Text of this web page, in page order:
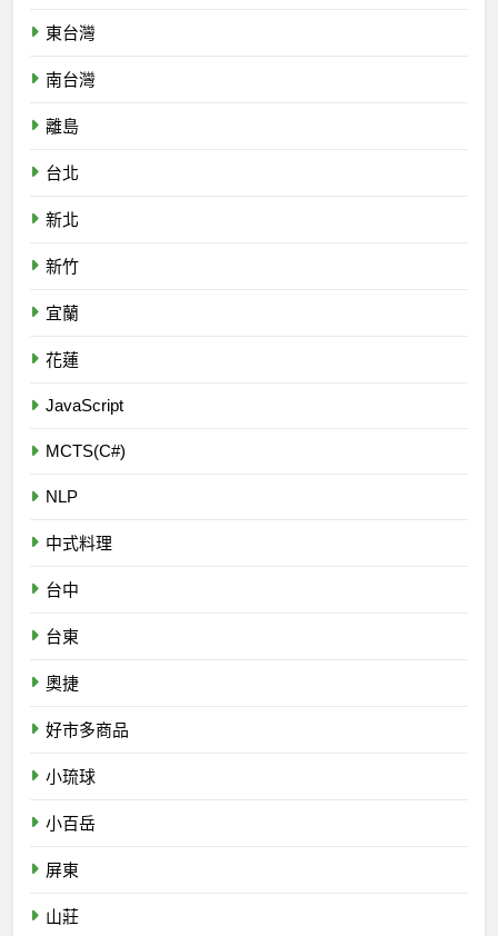
東台灣
南台灣
離島
台北
新北
新竹
宜蘭
花蓮
JavaScript
MCTS(C#)
NLP
中式料理
台中
台東
奧捷
好市多商品
小琉球
小百岳
屏東
山莊